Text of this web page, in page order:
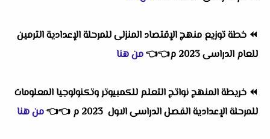
⏪ خطة توزيع منهج الإقتصاد المنزلى للمرحلة الإعدادية الترمين
للعام الدراسى 2023 م
👈
👈من هنا
⏪ خريطة المنهج نواتج التعلم للكمبيوتر وتكنولوجيا المعلومات
للمرحلة الإعدادية الفصل الدراسى الاول
👈
👈من هنا